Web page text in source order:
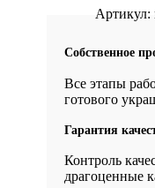
Артикул:
Собственное
Все этапы
готового
Гарантия
Контроль
драгоценные